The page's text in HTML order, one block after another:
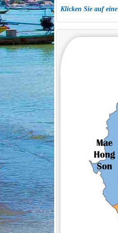
Klicken Sie auf